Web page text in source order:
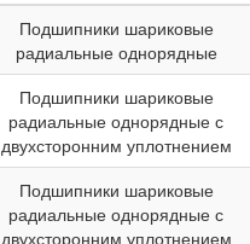
Подшипники шариковые
радиальные однорядные
Подшипники шариковые
радиальные однорядные с
двухсторонним уплотнением
Подшипники шариковые
радиальные однорядные с
двухсторонним уплотнением